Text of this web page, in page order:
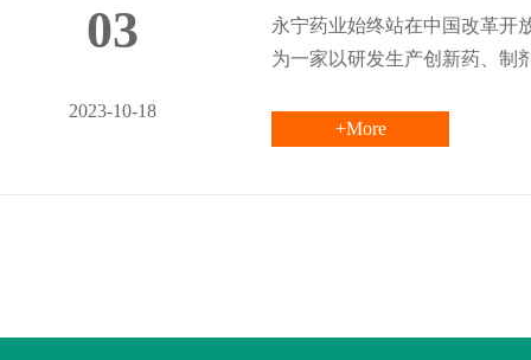
03
2023-10-18
永宁药业始终站在中国改革开
为一家以研发生产创新药、制
+More